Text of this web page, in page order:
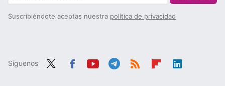
Suscribiéndote aceptas nuestra política de privacidad
Síguenos